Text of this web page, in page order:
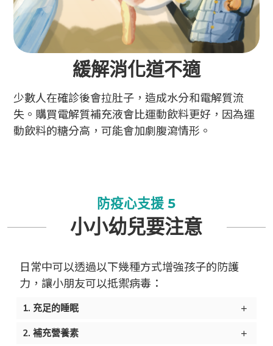
緩解消化道不適
少數人在確診後會拉肚子，造成水分和電解質流
失。購買電解質補充液會比運動飲料更好，因為運
動飲料的糖分高，可能會加劇腹瀉情形。
防疫心支援 5
小小幼兒要注意
日常中可以透過以下幾種方式增強孩子的防護
力，讓小朋友可以抵禦病毒：
1. 充足的睡眠
2. 補充營養素